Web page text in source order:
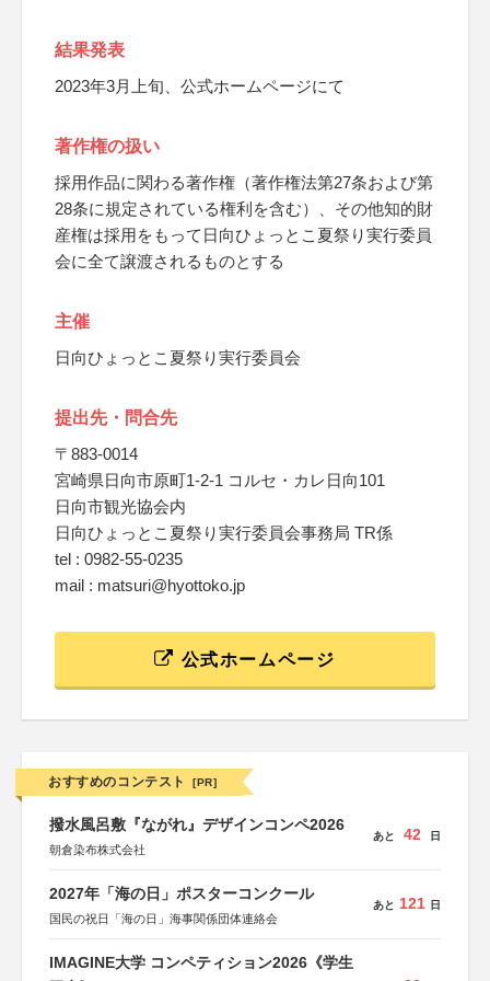
結果発表
2023年3月上旬、公式ホームページにて
著作権の扱い
採用作品に関わる著作権（著作権法第27条および第
28条に規定されている権利を含む）、その他知的財
産権は採用をもって日向ひょっとこ夏祭り実行委員
会に全て譲渡されるものとする
主催
日向ひょっとこ夏祭り実行委員会
提出先・問合先
〒883-0014
宮崎県日向市原町1-2-1 コルセ・カレ日向101
日向市観光協会内
日向ひょっとこ夏祭り実行委員会事務局 TR係
tel : 0982-55-0235
mail : matsuri@hyottoko.jp
公式ホームページ
おすすめのコンテスト [PR]
撥水風呂敷『ながれ』デザインコンペ2026
朝倉染布株式会社
あと 42 日
2027年「海の日」ポスターコンクール
国民の祝日「海の日」海事関係団体連絡会
あと 121 日
IMAGINE大学 コンペティション2026《学生